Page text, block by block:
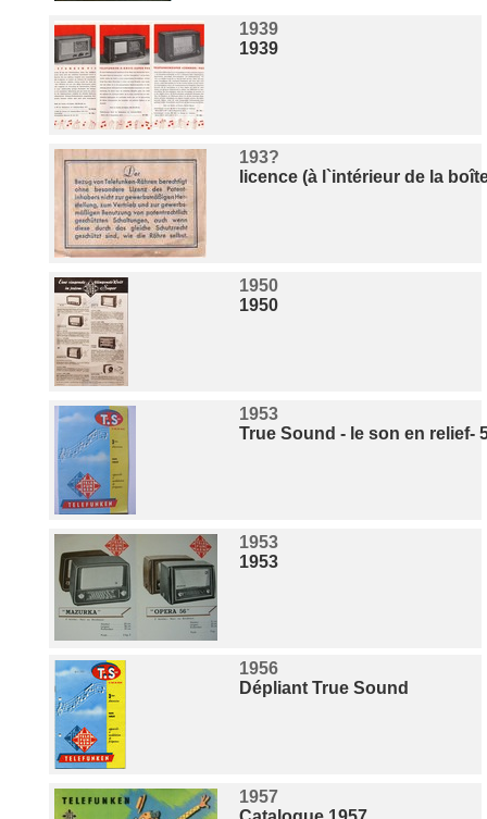
1939
1939
193?
licence (à l`intérieur de la
1950
1950
1953
True Sound - le son en relief-
1953
1953
1956
Dépliant True Sound
1957